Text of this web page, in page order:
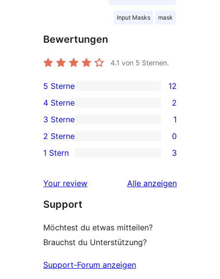
Input Masks mask
Bewertungen
4.1 von 5 Sternen.
12 5-
Sterne-
Rezensionen
5 Sterne 12
2 4-
Sterne-
Rezensionen
4 Sterne 2
1 3-
Sterne-
Rezension
3 Sterne 1
0 2-
Sterne-
2 Sterne 0
3 1-
Rezensionen
1 Stern 3
Your review Alle Rezensionen
anzeigen
Support
Möchtest du etwas mitteilen?
Brauchst du Unterstützung?
Support-Forum anzeigen